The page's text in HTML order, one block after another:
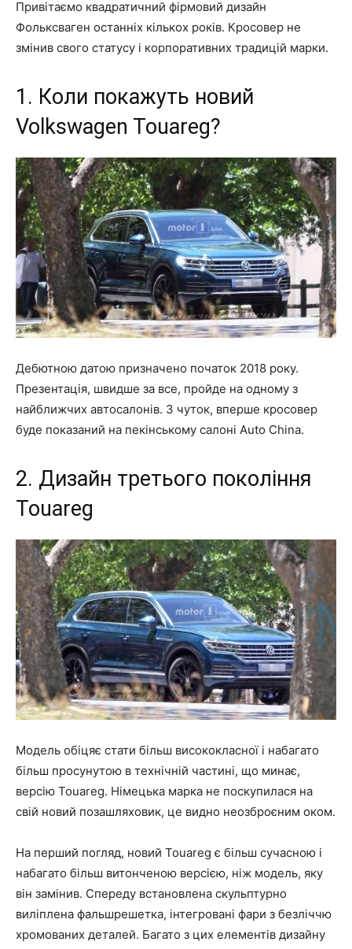
Привітаємо квадратичний фірмовий дизайн
Фольксваген останніх кількох років. Кросовер не
змінив свого статусу і корпоративних традицій марки.
1. Коли покажуть новий
Volkswagen Touareg?
Дебютною датою призначено початок 2018 року.
Презентація, швидше за все, пройде на одному з
найближчих автосалонів. З чуток, вперше кросовер
буде показаний на пекінському салоні Auto China.
2. Дизайн третього покоління
Touareg
Модель обіцяє стати більш висококласної і набагато
більш просунутою в технічній частині, що минає,
версію Touareg. Німецька марка не поскупилася на
свій новий позашляховик, це видно неозброєним оком.
На перший погляд, новий Touareg є більш сучасною і
набагато більш витонченою версією, ніж модель, яку
він замінив. Спереду встановлена скульптурно
виліплена фальшрешетка, інтегровані фари з безліччю
хромованих деталей. Багато з цих елементів дизайну